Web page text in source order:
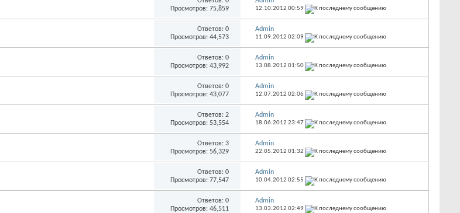
Просмотров: 75,859
12.10.2012 00:59
Ответов:0
Просмотров: 44,573
Admin
11.09.2012 02:09
Ответов:0
Просмотров: 43,992
Admin
13.08.2012 01:50
Ответов:0
Просмотров: 43,077
Admin
12.07.2012 02:06
Ответов:2
Просмотров: 53,554
Admin
18.06.2012 23:47
Ответов:3
Просмотров: 56,329
Admin
22.05.2012 01:32
Ответов:0
Просмотров: 77,547
Admin
10.04.2012 02:55
Ответов:0
Просмотров: 46,511
Admin
13.03.2012 02:49